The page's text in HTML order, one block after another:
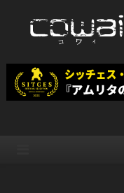
WEB映画